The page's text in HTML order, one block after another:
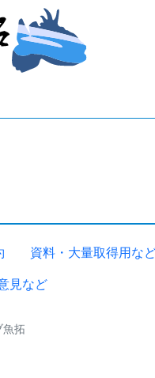
資料・大量取得用な
見など
拓